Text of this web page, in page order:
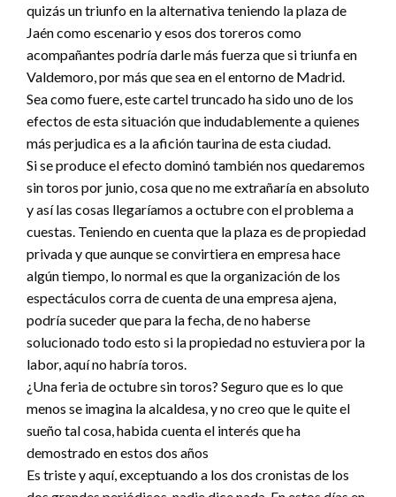
quizás un triunfo en la alternativa teniendo la plaza de
Jaén como escenario y esos dos toreros como
acompañantes podría darle más fuerza que si triunfa en
Valdemoro, por más que sea en el entorno de Madrid.
Sea como fuere, este cartel truncado ha sido uno de los
efectos de esta situación que indudablemente a quienes
más perjudica es a la afición taurina de esta ciudad.
Si se produce el efecto dominó también nos quedaremos
sin toros por junio, cosa que no me extrañaría en absoluto
y así las cosas llegaríamos a octubre con el problema a
cuestas. Teniendo en cuenta que la plaza es de propiedad
privada y que aunque se convirtiera en empresa hace
algún tiempo, lo normal es que la organización de los
espectáculos corra de cuenta de una empresa ajena,
podría suceder que para la fecha, de no haberse
solucionado todo esto si la propiedad no estuviera por la
labor, aquí no habría toros.
¿Una feria de octubre sin toros? Seguro que es lo que
menos se imagina la alcaldesa, y no creo que le quite el
sueño tal cosa, habida cuenta el interés que ha
demostrado en estos dos años
Es triste y aquí, exceptuando a los dos cronistas de los